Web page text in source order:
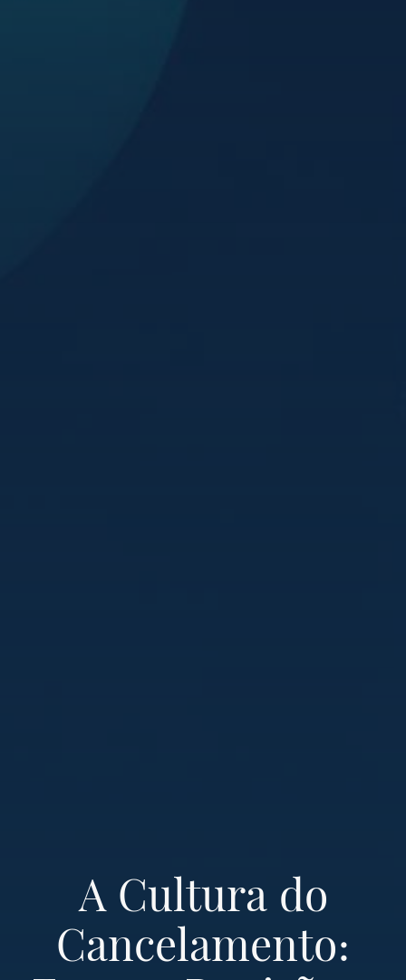
A Cultura do
Cancelamento: